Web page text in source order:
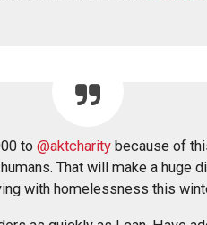
to@aktcharity because of
That will make a huge
with homelessness this